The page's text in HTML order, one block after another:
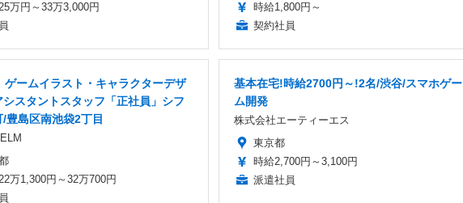
万円～33万3,000円
時給1,800円～
契約社員
ゲームイラスト・キャラクターデザ
シスタントスタッフ「正社員」シフ
/豊島区南池袋2丁目
万1,300円～32万700円
基本在宅!時給2700円～!2名/渋谷/スマホゲー
ム開発
株式会社エーティーエス
東京都
時給2,700円～3,100円
派遣社員